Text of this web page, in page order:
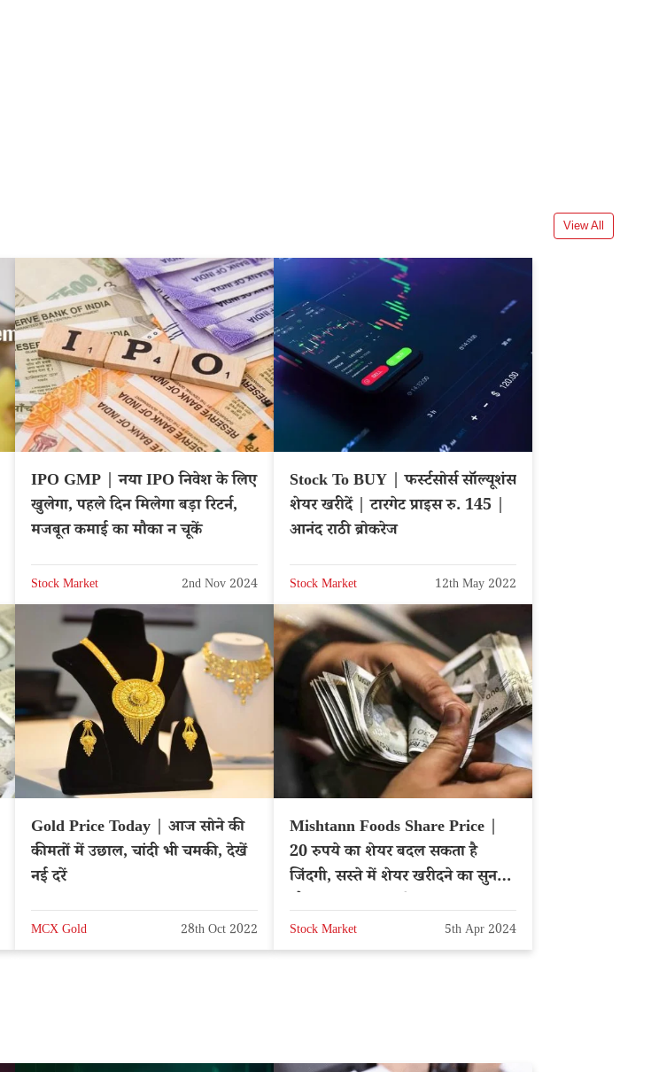
View All
IPO GMP | नया IPO निवेश के लिए
खुलेगा, पहले दिन मिलेगा बड़ा रिटर्न,
मजबूत कमाई का मौका न चूकें
Stock Market 2nd Nov 2024
Stock To BUY | फर्स्टसोर्स सॉल्यूशंस
शेयर खरीदें | टारगेट प्राइस रु. 145 |
आनंद राठी ब्रोकरेज
Stock Market 12th May 2022
Gold Price Today | आज सोने की
कीमतों में उछाल, चांदी भी चमकी, देखें
नई दरें
MCX Gold 28th Oct 2022
Mishtann Foods Share Price |
20 रुपये का शेयर बदल सकता है
जिंदगी, सस्ते में शेयर खरीदने का सुनहरा
Stock Market 5th Apr 2024